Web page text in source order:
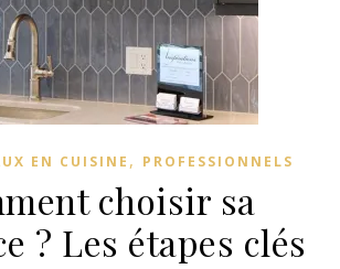
EN CUISINE , PROFESSIONNELS
choisir sa
? Les étapes clés